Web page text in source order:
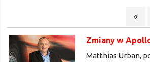
«
Zmiany w
Matthias Urban,